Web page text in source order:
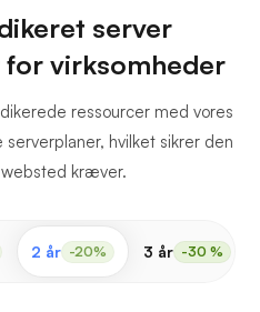
server
virksomheder
ressourcer med vores
hvilket sikrer den
kræver.
2 år -20% 3 år -30 %